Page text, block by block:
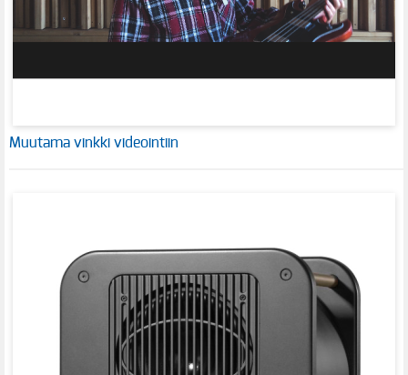
Muutama vinkki videointiin